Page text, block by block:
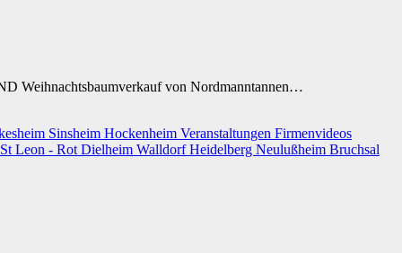
Weihnachtsbaumverkauf von Nordmanntannen…
Sinsheim Hockenheim Veranstaltungen Firmenvideos
St Leon - Rot Dielheim WalldorfHeidelberg Neulußheim Bruchsal